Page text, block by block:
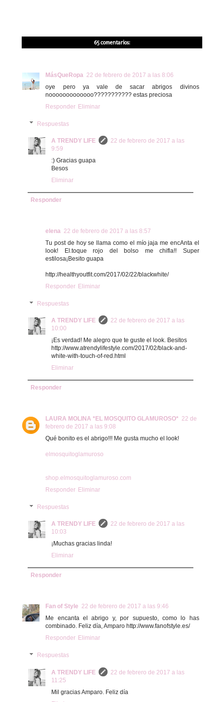
65 comentarios:
MásQueRopa 22 de febrero de 2017 a las 8:06
oye pero ya vale de sacar abrigos divinos
nooooooooooooo??????????? estas preciosa
Responder Eliminar
Respuestas
A TRENDY LIFE
22 de febrero de 2017 a las
9:59
:) Gracias guapa
Besos
Eliminar
Responder
elena 22 de febrero de 2017 a las 8:57
Tu post de hoy se llama como el mío jaja me encAnta el
look! El.toque rojo del bolso me chifla!! Super
estilosa¡Besito guapa
http://healthyoutfit.com/2017/02/22/blackwhite/
Responder Eliminar
Respuestas
A TRENDY LIFE
22 de febrero de 2017 a las
10:00
¡Es verdad! Me alegro que te guste el look. Besitos
http://www.atrendylifestyle.com/2017/02/black-and-
white-with-touch-of-red.html
Eliminar
Responder
LAURA MOLINA *EL MOSQUITO GLAMUROSO* 22 de
febrero de 2017 a las 9:08
Qué bonito es el abrigo!!! Me gusta mucho el look!
elmosquitoglamuroso
shop.elmosquitoglamuroso.com
Responder Eliminar
Respuestas
A TRENDY LIFE
22 de febrero de 2017 a las
10:03
¡Muchas gracias linda!
Eliminar
Responder
Fan of Style 22 de febrero de 2017 a las 9:46
Me encanta el abrigo y, por supuesto, como lo has
combinado. Feliz día, Amparo http://www.fanofstyle.es/
Responder Eliminar
Respuestas
A TRENDY LIFE
22 de febrero de 2017 a las
11:25
Mil gracias Amparo. Feliz día